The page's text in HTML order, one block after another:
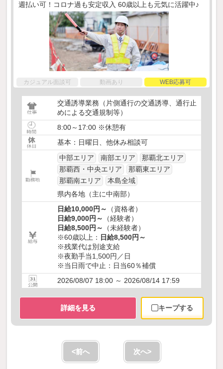
週払い可！コロナ過も安定収入 60歳以上も元気に活躍中♪
カジュアル面談可 動画あり WEB応募可
交通誘導業務（片側通行の交通誘導、通行止
めによる交通規制等）
8:00～17:00 ※休憩有
基本：日曜日、他休み相談可
中部エリア
南部エリア
那覇北エリア
那覇西・中央エリア
那覇東エリア
那覇南エリア
本島全域
県内各地（主に中南部）
日給10,000円～
（資格者）
日給9,000円～
（経験者）
日給8,500円～
（未経験者）
※60歳以上： 日給8,500円～
※残業代は別途支給
※夜勤手当1,500円／日
※当日雨で中止：日当60％補償
2026/08/07 18:00 ～ 2026/08/14 17:59
詳細を見る キープする
<前へ 次へ>